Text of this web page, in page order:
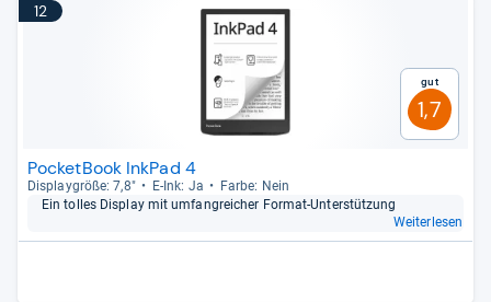
12
Gut
1,7
PocketBook InkPad 4
Dis­play­größe: 7,8" E-​Ink: Ja
Farbe: Nein
Ein tol­les Dis­play mit umfang­rei­cher For­mat-​Unter­stüt­zung
Weiterlesen